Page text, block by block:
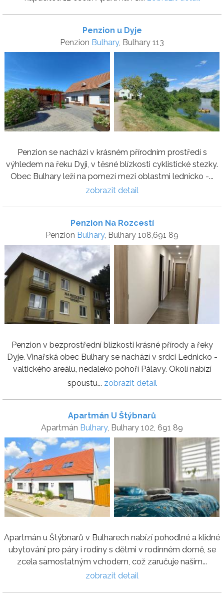
Penzion u Dyje
Penzion Bulhary, Bulhary 113
Penzion se nachází v krásném přírodním prostředí s
výhledem na řeku Dyji, v těsné blízkosti cyklistické stezky.
Obec Bulhary leží na pomezí mezi oblastmi lednicko -...
zobrazit detail
Penzion Na Rozcestí
Penzion Bulhary, Bulhary 108,691 89
Penzion v bezprostřední blízkosti krásné přírody a řeky
Dyje. Vinařská obec Bulhary se nachází v srdci Lednicko -
valtického areálu, nedaleko pohoří Pálavy. Okolí nabízí
spoustu... zobrazit detail
Apartmán U Štýbnarů
Apartmán Bulhary, Bulhary 102, 691 89
Apartmán u Štýbnarů v Bulharech nabízí pohodlné a klidné
ubytování pro páry i rodiny s dětmi v rodinném domě, se
zcela samostatným vchodem, což zaručuje našim...
zobrazit detail